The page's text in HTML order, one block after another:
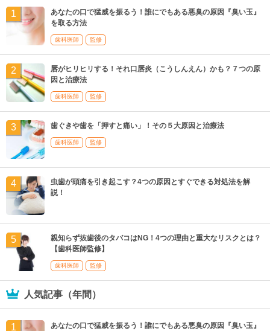
あなたの口で猛威を振るう！誰にでもある悪臭の原因『臭い玉』
を取る方法
歯科医師 監修
唇がヒリヒリする！それ口唇炎（こうしんえん）かも？７つの原
因と治療法
歯科医師 監修
歯ぐきや歯を「押すと痛い」！その５大原因と治療法
歯科医師 監修
虫歯が頭痛を引き起こす？4つの原因とすぐできる対処法を解
説！
親知らず抜歯後のタバコはNG！4つの理由と重大なリスクとは？
【歯科医師監修】
歯科医師 監修
人気記事（年間）
あなたの口で猛威を振るう！誰にでもある悪臭の原因『臭い玉』